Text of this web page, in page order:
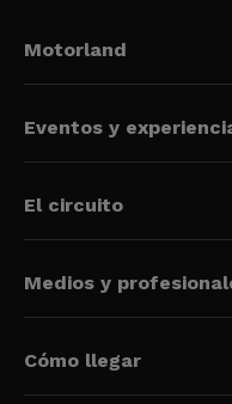
Motorland
Eventos y
El circuito
Medios y
Cómo llegar